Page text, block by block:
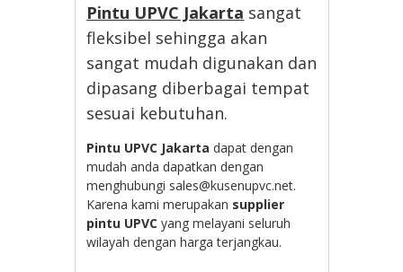
Pintu UPVC Jakarta sangat
fleksibel sehingga akan
sangat mudah digunakan dan
dipasang diberbagai tempat
sesuai kebutuhan.
Pintu UPVC Jakarta dapat dengan
mudah anda dapatkan dengan
menghubungi sales@kusenupvc.net.
Karena kami merupakan supplier
pintu UPVC yang melayani seluruh
wilayah dengan harga terjangkau.